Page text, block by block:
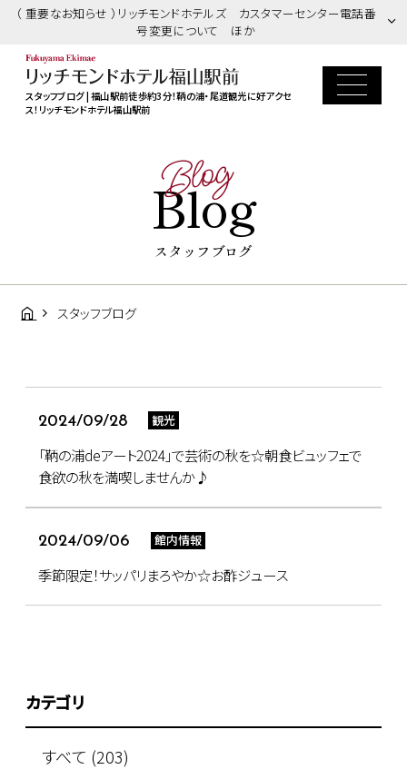
（ 重要なお知らせ ）リッチモンドホテルズ カスタマーセンター電話番
号変更について ほか
スタッフブログ | 福山駅前徒歩約3分！鞆の浦・尾道観光に好アクセ
ス！リッチモンドホテル福山駅前
Blog
Blog
スタッフブログ
スタッフブログ
2024/09/28 観光
「鞆の浦deアート2024」で芸術の秋を☆朝食ビュッフェで
食欲の秋を満喫しませんか♪
2024/09/06 館内情報
季節限定！サッパリまろやか☆お酢ジュース
カテゴリ
すべて (203)